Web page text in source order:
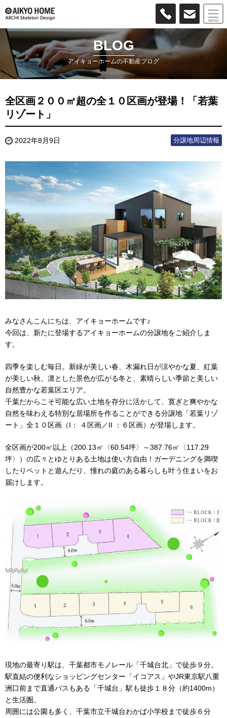
BLOG
アイキョーホームの不動産ブログ
全区画２００㎡超の全１０区画が登場！「若葉
リゾート」
2022年8月9日 分譲地周辺情報
みなさんこんにちは、アイキョーホームです♪
今回は、新たに登場するアイキョーホームの分譲地をご紹介しま
す。
四季を楽しむ毎日。新緑が美しい春、木漏れ日が涼やかな夏、紅葉
が美しい秋、凛とした景色が広がる冬と、素晴らしい季節と美しい
自然豊かな若葉区エリア。
千葉だからこそ可能な広い土地を存分に活かして、寛ぎと爽やかな
自然を味わえる特別な居場所を作ることができる分譲地「若葉リゾ
ート」全１０区画（I： ４区画／II ：６区画）が登場します。
全区画が200㎡以上（200.13㎡〈60.54坪〉～387.76㎡〈117.29
坪〉）の広々とゆとりある土地は使い方自由！ガーデニングを満喫
したりペットと遊んだり、憧れの庭のある暮らしも叶う住まいをお
届けします。
現地の最寄り駅は、千葉都市モノレール「千城台北」で徒歩９分。
駅直結の便利なショッピングセンター「イコアス」やJR東京駅八重
洲口前まで直通バスもある「千城台」駅も徒歩１８分（約1400m）
と生活圏。
周囲には公園も多く、千葉市立千城台わかば小学校まで徒歩６分
MENU